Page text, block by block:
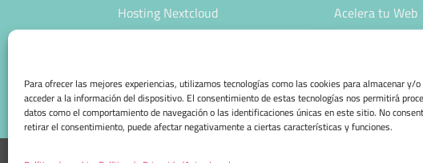
Para ofrecer las mejores experiencias, utilizamos tecnologías como las cookies para almacenar y/o
acceder a la información del dispositivo. El consentimiento de estas tecnologías nos permitirá
datos como el comportamiento de navegación o las identificaciones únicas en este sitio. No
retirar el consentimiento, puede afectar negativamente a ciertas características y funciones.
Hosting Nextcloud
WooCommerce Hosting Profesional
Acelera tu Web
Hosting Sitejet
Tienda Online
AVISO LEGAL POLÍTICA DE PRIVACIDAD